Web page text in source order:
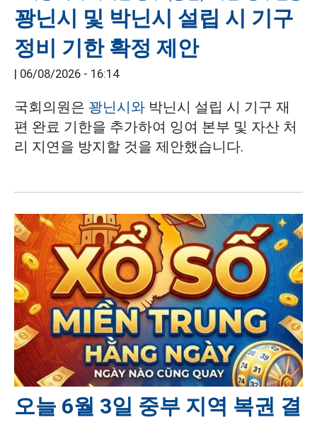
꽝닌시 및 박닌시 설립 시 기구
정비 기한 확정 제안
| 06/08/2026 - 16:14
국회의원은 꽝닌시와 박닌시 설립 시 기구 재
편 완료 기한을 추가하여 잉여 본부 및 자산 처
리 지연을 방지할 것을 제안했습니다.
오늘 6월 3일 중부 지역 복권 결